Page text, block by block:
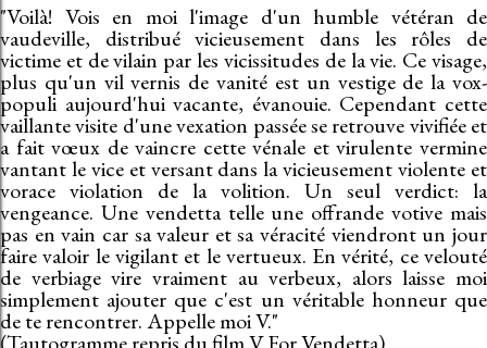
"Voilà! Vois en moi l'image d'un humble vétéran de
vaudeville, distribué vicieusement dans les rôles de
victime et de vilain par les vicissitudes de la vie. Ce visage,
plus qu'un vil vernis de vanité est un vestige de la vox-
populi aujourd'hui vacante, évanouie. Cependant cette
vaillante visite d'une vexation passée se retrouve vivifiée et
a fait vœux de vaincre cette vénale et virulente vermine
vantant le vice et versant dans la vicieusement violente et
vorace violation de la volition. Un seul verdict: la
vengeance. Une vendetta telle une offrande votive mais
pas en vain car sa valeur et sa véracité viendront un jour
faire valoir le vigilant et le vertueux. En vérité, ce velouté
de verbiage vire vraiment au verbeux, alors laisse moi
simplement ajouter que c'est un véritable honneur que
de te rencontrer. Appelle moi V."
(Tautogramme repris du film V For Vendetta)